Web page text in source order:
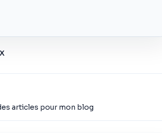
X
articles pour mon blog